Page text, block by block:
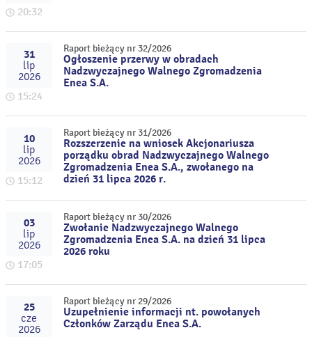
20:32
31
lip
2026
15:24
Raport bieżący nr 32/2026
Ogłoszenie przerwy w obradach
Nadzwyczajnego Walnego Zgromadzenia
Enea S.A.
10
lip
2026
15:12
Raport bieżący nr 31/2026
Rozszerzenie na wniosek Akcjonariusza
porządku obrad Nadzwyczajnego Walnego
Zgromadzenia Enea S.A., zwołanego na
dzień 31 lipca 2026 r.
03
lip
2026
17:05
Raport bieżący nr 30/2026
Zwołanie Nadzwyczajnego Walnego
Zgromadzenia Enea S.A. na dzień 31 lipca
2026 roku
25
cze
2026
Raport bieżący nr 29/2026
Uzupełnienie informacji nt. powołanych
Członków Zarządu Enea S.A.